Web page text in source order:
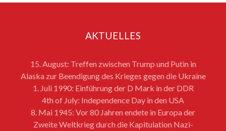
AKTUELLES
15. August: Treffen zwischen Trump und Putin in
Alaska zur Beendigung des Krieges gegen die Ukraine
1. Juli 1990: Einführung der D Mark in der DDR
4th of July: Independence Day in den USA
8. Mai 1945: Vor 80 Jahren endete in Europa der
Zweite Weltkrieg durch die Kapitulation Nazi-